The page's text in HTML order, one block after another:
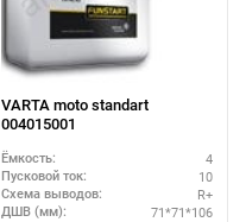
VARTA moto standart
004015001
Ёмкость: 4
Пусковой ток: 10
Схема выводов: R+
ДШВ (мм): 71*71*106